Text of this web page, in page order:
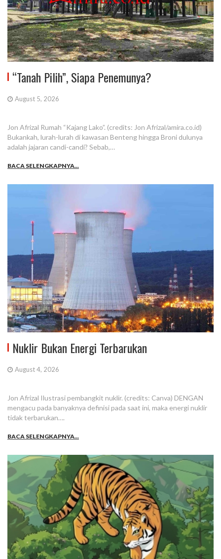
“Tanah Pilih”, Siapa Penemunya?
August 5, 2026
Jon Afrizal Rumah “Kajang Lako”. (credits: Jon Afrizal/amira.co.id)
Bukankah, lurah-lurah di kawasan Benteng hingga Broni dulunya
adalah jajaran candi-candi? Sebab,…
BACA SELENGKAPNYA...
Nuklir Bukan Energi Terbarukan
August 4, 2026
Jon Afrizal Ilustrasi pembangkit nuklir. (credits: Canva) DENGAN
mengacu pada banyaknya definisi pada saat ini, maka energi nuklir
tidak terbarukan….
BACA SELENGKAPNYA...